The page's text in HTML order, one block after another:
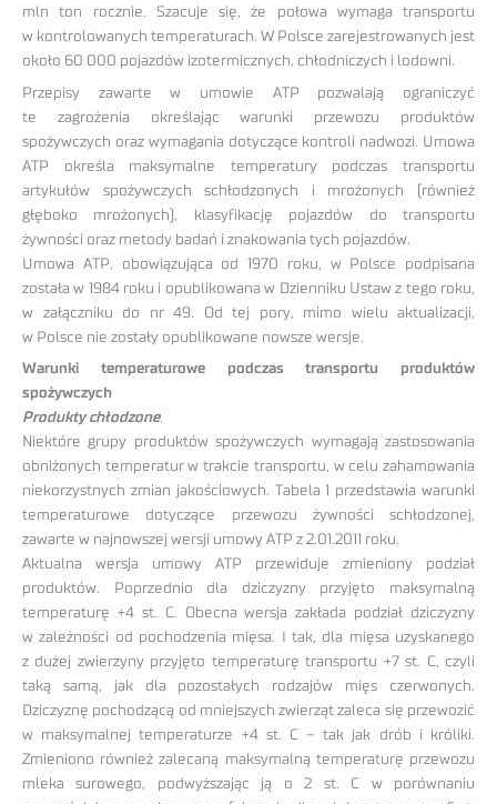
mln ton rocznie. Szacuje się, że połowa wymaga transportu
w kontrolowanych temperaturach. W Polsce zarejestrowanych jest
około 60 000 pojazdów izotermicznych, chłodniczych i lodowni.
Przepisy zawarte w umowie ATP pozwalają ograniczyć
te zagrożenia określając warunki przewozu produktów
spożywczych oraz wymagania dotyczące kontroli nadwozi. Umowa
ATP określa maksymalne temperatury podczas transportu
artykułów spożywczych schłodzonych i mrożonych (również
głęboko mrożonych), klasyfikację pojazdów do transportu
żywności oraz metody badań i znakowania tych pojazdów.
Umowa ATP, obowiązująca od 1970 roku, w Polsce podpisana
została w 1984 roku i opublikowana w Dzienniku Ustaw z tego roku,
w załączniku do nr 49. Od tej pory, mimo wielu aktualizacji,
w Polsce nie zostały opublikowane nowsze wersje.
Warunki temperaturowe podczas transportu produktów
spożywczych
Produkty chłodzone.
Niektóre grupy produktów spożywczych wymagają zastosowania
obniżonych temperatur w trakcie transportu, w celu zahamowania
niekorzystnych zmian jakościowych. Tabela 1 przedstawia warunki
temperaturowe dotyczące przewozu żywności schłodzonej,
zawarte w najnowszej wersji umowy ATP z 2.01.2011 roku.
Aktualna wersja umowy ATP przewiduje zmieniony podział
produktów. Poprzednio dla dziczyzny przyjęto maksymalną
temperaturę +4 st. C. Obecna wersja zakłada podział dziczyzny
w zależności od pochodzenia mięsa. I tak, dla mięsa uzyskanego
z dużej zwierzyny przyjęto temperaturę transportu +7 st. C, czyli
taką samą, jak dla pozostałych rodzajów mięs czerwonych.
Dziczyznę pochodzącą od mniejszych zwierząt zaleca się przewozić
w maksymalnej temperaturze +4 st. C – tak jak drób i króliki.
Zmieniono również zalecaną maksymalną temperaturę przewozu
mleka surowego, podwyższając ją o 2 st. C w porównaniu